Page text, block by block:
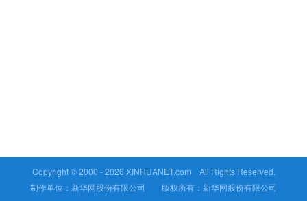
Copyright © 2000 -2026 XINHUANET.com All Rights Reserved.
制作单位：新华网股份有限公司 版权所有：新华网股份有限公司